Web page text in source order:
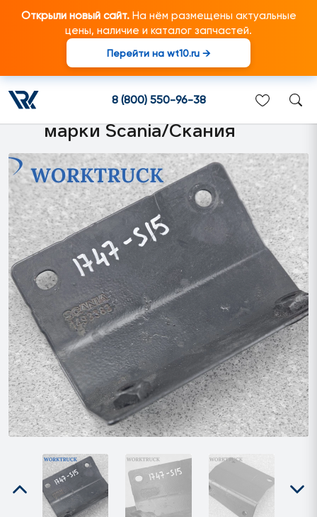
Открыли новый сайт.На нём размещены актуальные
цены, наличие и каталог запчастей.
Перейти на wt10.ru →
8 (800) 550-96-38
1493383 Кронштейн левый
крепления противотуманки
подходит для грузовиков
марки Scania/Скания